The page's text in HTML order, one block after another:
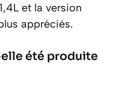
et la version
appréciés.
été produite